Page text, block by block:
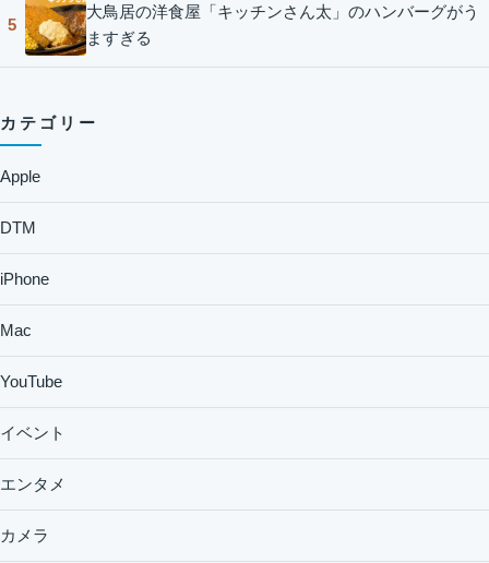
5
大鳥居の洋食屋「キッチンさん太」のハンバーグがう
ますぎる
カテゴリー
Apple
DTM
iPhone
Mac
YouTube
イベント
エンタメ
カメラ